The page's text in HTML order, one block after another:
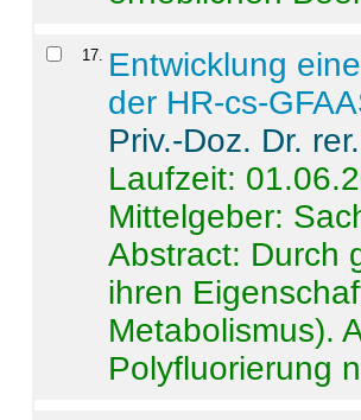
17
Entwicklung
der HR-cs-
Priv.-Doz. Dr.
Laufzeit:
Mittelgeber:
Abstract: Durch
ihren
Metabolismus).
Polyfluorierung